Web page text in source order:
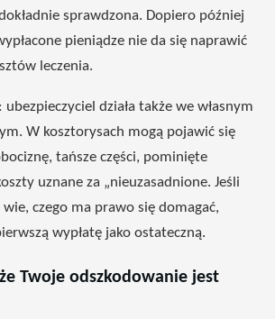
sprawdzona. Dopiero później
pieniądze nie da się naprawić
leczenia.
działa także we własnym
W kosztorysach mogą pojawić się
tańsze części, pominięte
uznane za „nieuzasadnione. Jeśli
czego ma prawo się domagać,
wypłatę jako ostateczną.
Twoje odszkodowanie jest